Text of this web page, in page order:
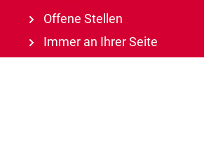
Offene Stellen
Immer an Ihrer Seite